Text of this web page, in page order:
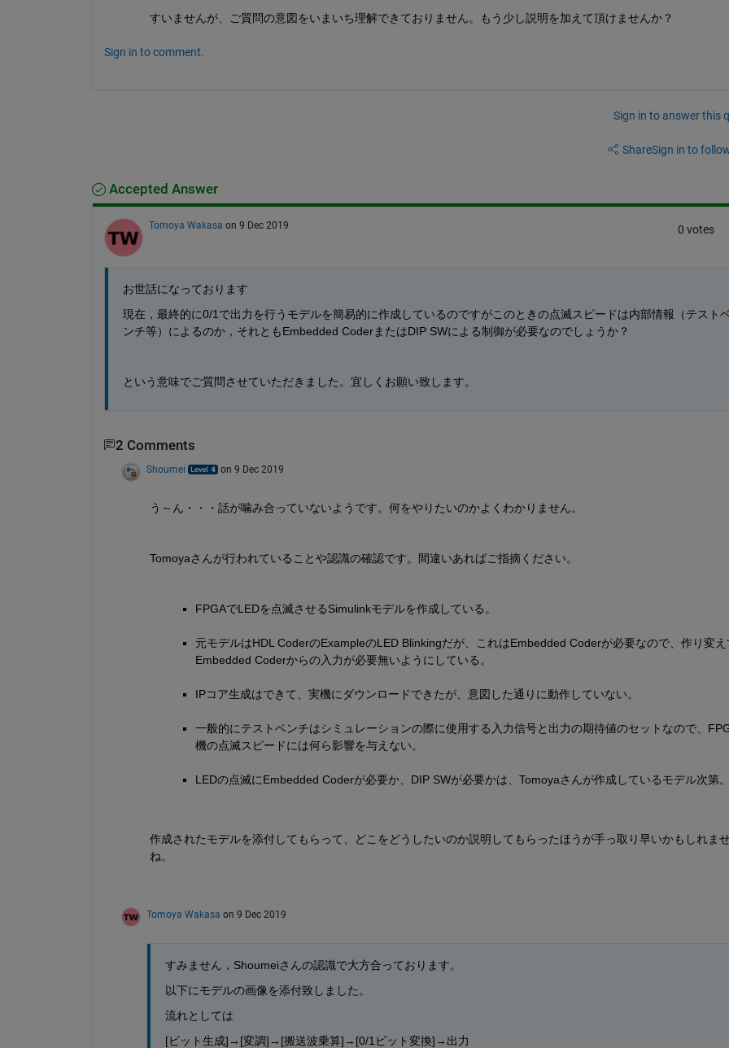
すいませんが、ご質問の意図をいまいち理解できておりません。もう少し説明を加えて頂けませんか？
Sign in to comment.
Sign in to answer this
ShareSign in to
Accepted Answer
Tomoya Wakasa on 9 Dec 2019 0 votes
お世話になっております
現在，最終的に0/1で出力を行うモデルを簡易的に作成しているのですがこのときの点滅スピードは内部情報（テスト
ンチ等）によるのか，それともEmbedded CoderまたはDIP SWによる制御が必要なのでしょうか？
という意味でご質問させていただきました。宜しくお願い致します。
2 Comments
Shoumei on 9 Dec 2019
う～ん・・・話が噛み合っていないようです。何をやりたいのかよくわかりません。
Tomoyaさんが行われていることや認識の確認です。間違いあればご指摘ください。
FPGAでLEDを点滅させるSimulinkモデルを作成している。
元モデルはHDL CoderのExampleのLED Blinkingだが、これはEmbedded Coderが必要なので、作り変え
Embedded Coderからの入力が必要無いようにしている。
IPコア生成はできて、実機にダウンロードできたが、意図した通りに動作していない。
一般的にテストベンチはシミュレーションの際に使用する入力信号と出力の期待値のセットなので、
機の点滅スピードには何ら影響を与えない。
LEDの点滅にEmbedded Coderが必要か、DIP SWが必要かは、Tomoyaさんが作成しているモデル次第
作成されたモデルを添付してもらって、どこをどうしたいのか説明してもらったほうが手っ取り早いかもしれま
ね。
Tomoya Wakasa on 9 Dec 2019
すみません，Shoumeiさんの認識で大方合っております。
以下にモデルの画像を添付致しました。
流れとしては
[ビット生成]→[変調]→[搬送波乗算]→[0/1ビット変換]→出力